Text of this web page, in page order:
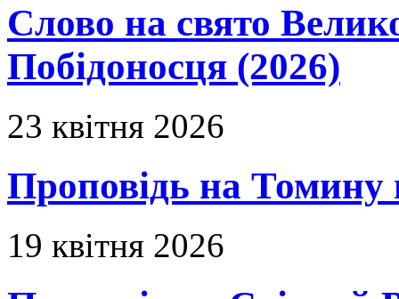
Слово на свято
Побідоносця (2026)
23 квітня 2026
Проповідь на Томину
19 квітня 2026